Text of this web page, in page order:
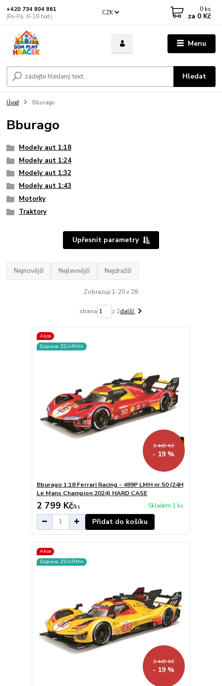
Menu
CZK
Hledat
+420 734 804 861
(Po-Pá, 8-18 hod.)
0 ks
za 0 Kč
Úvod Bburago
Bburago
Modely aut 1:18
Modely aut 1:24
Modely aut 1:32
Modely aut 1:43
Motorky
Traktory
Upřesnit parametry
Nejnovější Nejlevnější Nejdražší
Zobrazuji 1-20 z 28
strana z 2další
Akce
Doprava ZDARMA
3 449 Kč
- 19 %
Bburago 1:18 Ferrari Racing - 499P LMH nr.50 (24H
Le Mans Champion 2024) HARD CASE
2 799 Kč/ks Skladem 1 ks
Přidat do košíku
Akce
Doprava ZDARMA
3 449 Kč
- 19 %